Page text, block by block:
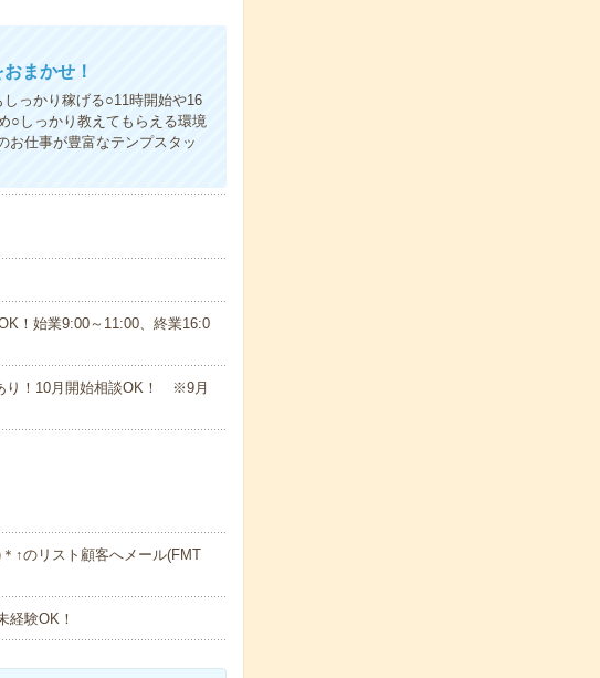
まかせ！
っかり稼げる○11時開始や16
○しっかり教えてもらえる環境
お仕事が豊富なテンプスタッ
！始業9:00～11:00、終業16:0
り！10月開始相談OK！ ※9月
↑のリスト顧客へメール(FMT
経験OK！